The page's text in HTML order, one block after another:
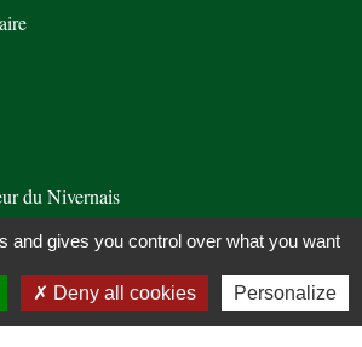
du Nivernais
St Saulge
Politique de confidentialité -
and gives you control over what you want
Deny all cookies Personalize